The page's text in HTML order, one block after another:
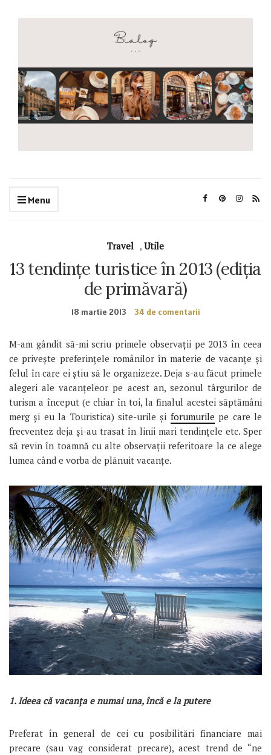
Menu
Travel , Utile
13 tendințe turistice în 2013 (ediția
de primăvară)
18 martie 2013 34 de comentarii
M-am gândit să-mi scriu primele observații pe 2013 în ceea
ce privește preferințele românilor în materie de vacanțe și
felul în care ei știu să le organizeze. Deja s-au făcut primele
alegeri ale vacanțeleor pe acest an, sezonul târgurilor de
turism a început (e chiar în toi, la finalul acestei săptămâni
merg și eu la Touristica) site-urile și forumurile pe care le
frecventez deja și-au trasat în linii mari tendințele etc. Sper
să revin în toamnă cu alte observații referitoare la ce alege
lumea când e vorba de plănuit vacanțe.
1. Ideea că vacanța e numai una, încă e la putere
Preferat în general de cei cu posibilitări financiare mai
precare (sau vag considerat precare), acest trend de “ne